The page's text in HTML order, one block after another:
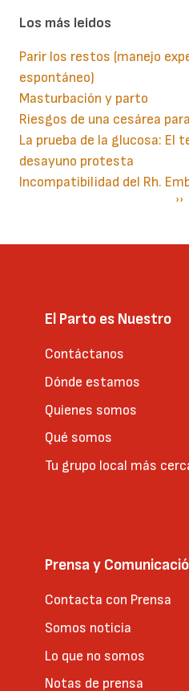
Los más leidos
Parir los restos (manejo
espontáneo)
Masturbación y parto
Riesgos de una cesárea
La prueba de la glucosa: El
desayuno protesta
Incompatibilidad del Rh.
››
El Parto es Nuestro
Contáctanos
Dónde estamos
Quienes somos
Qué somos
Tu grupo local más
Prensa y
Contacta con Prensa
Somos noticia
Lo que no somos
Notas de prensa